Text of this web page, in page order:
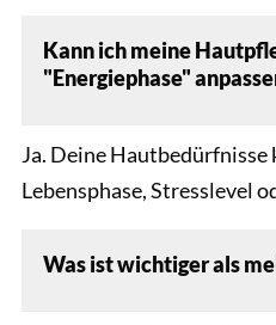
Kann ich meine
"Energiephase"
Ja. Deine Hautbedürfnisse
Lebensphase, Stresslevel
Was ist wichtiger als